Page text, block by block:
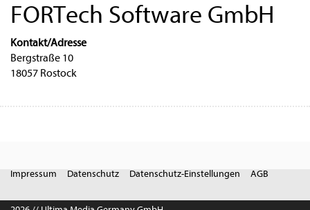
FORTech Software GmbH
Kontakt/Adresse
Bergstraße 10
18057 Rostock
Impressum Datenschutz Datenschutz-Einstellungen AGB